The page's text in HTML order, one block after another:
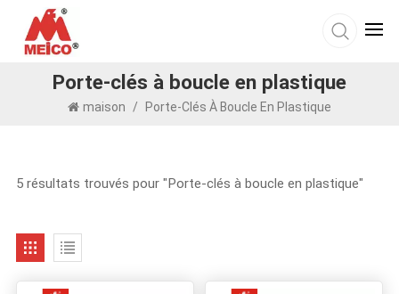
Porte-clés à boucle en plastique
maison / Porte-Clés À Boucle En Plastique
5 résultats trouvés pour "Porte-clés à boucle en plastique"